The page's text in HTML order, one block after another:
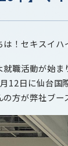
は！セキスイハ
就職活動が始ま
12日に仙台国
の方が弊社ブー